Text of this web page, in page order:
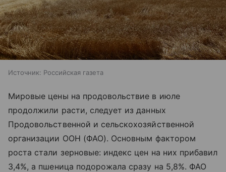
Источник: Российская газета
Мировые цены на продовольствие в июле
продолжили расти, следует из данных
Продовольственной и сельскохозяйственной
организации ООН (ФАО). Основным фактором
роста стали зерновые: индекс цен на них прибавил
3,4%, а пшеница подорожала сразу на 5,8%. ФАО